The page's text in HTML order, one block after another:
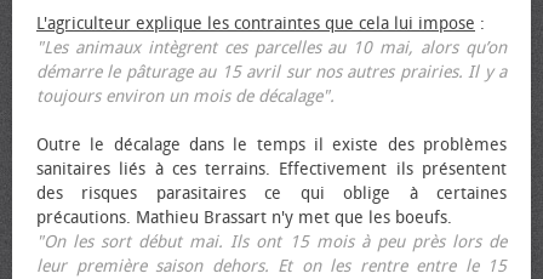
L'agriculteur explique les contraintes que cela lui impose :
"Les animaux intègrent ces parcelles au 10 mai, alors qu’on
démarre le pâturage au 15 avril sur nos autres prairies. Il y a
toujours environ un mois de décalage".
Outre le décalage dans le temps il existe des problèmes
sanitaires liés à ces terrains. Effectivement ils présentent
des risques parasitaires ce qui oblige à certaines
précautions. Mathieu Brassart n'y met que les bœufs.
"On les sort début mai. Ils ont 15 mois à peu près lors de
leur première saison dehors. Et on les rentre entre le 15